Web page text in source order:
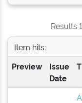
Results
Item hits:
Preview
Issue
Date